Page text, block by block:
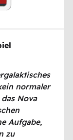
normaler
Nova
Aufgabe,
zu